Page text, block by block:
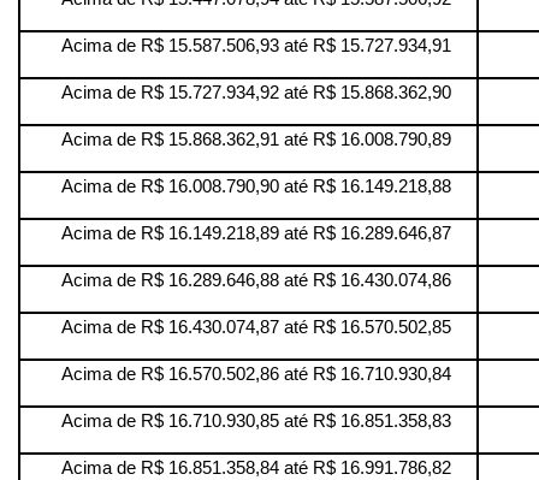
Acima de R$ 15.587.506,93 até R$ 15.727.934,91
Acima de R$ 15.727.934,92 até R$ 15.868.362,90
Acima de R$ 15.868.362,91 até R$ 16.008.790,89
Acima de R$ 16.008.790,90 até R$ 16.149.218,88
Acima de R$ 16.149.218,89 até R$ 16.289.646,87
Acima de R$ 16.289.646,88 até R$ 16.430.074,86
Acima de R$ 16.430.074,87 até R$ 16.570.502,85
Acima de R$ 16.570.502,86 até R$ 16.710.930,84
Acima de R$ 16.710.930,85 até R$ 16.851.358,83
Acima de R$ 16.851.358,84 até R$ 16.991.786,82